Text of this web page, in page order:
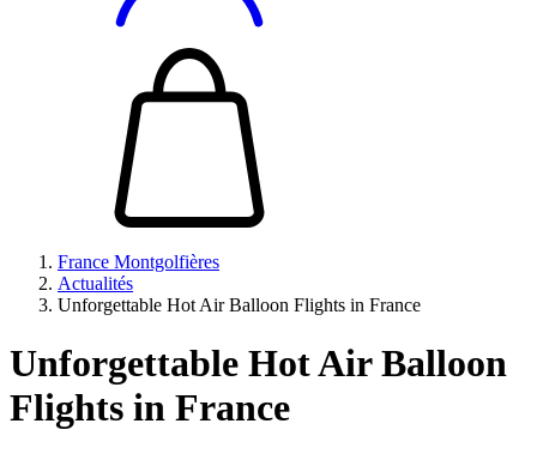
France Montgolfières
Actualités
Unforgettable Hot Air Balloon Flights in France
Unforgettable Hot Air Balloon
Flights in France